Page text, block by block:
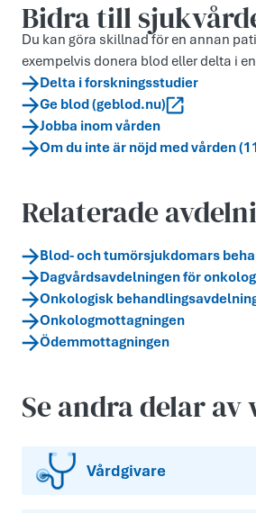
Bidra till
Du kan göra skillnad för en annan
exempelvis donera blod eller delta i
Delta i forskningsstudier
Ge blod (geblod.nu)
Jobba inom vården
Om du inte är nöjd med vården
Relaterade
Blod- och tumörsjukdomars
Dagvårdsavdelningen för
Onkologisk
Onkologmottagningen
Ödemmottagningen
Se andra delar
Vårdgivare